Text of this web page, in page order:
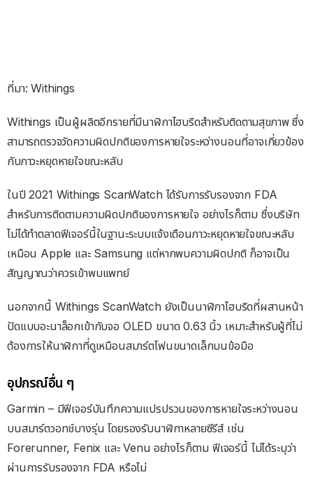
ที่มา: Withings
Withings เป็นผู้ผลิตอีกรายที่มีนาฬิกาไฮบริดสำหรับติดตามสุขภาพ ซึ่ง
สามารถตรวจวัดความผิดปกติของการหายใจระหว่างนอนที่อาจเกี่ยวข้อง
กับภาวะหยุดหายใจขณะหลับ
ในปี 2021 Withings ScanWatch ได้รับการรับรองจาก FDA
สำหรับการติดตามความผิดปกติของการหายใจ อย่างไรก็ตาม ซึ่งบริษัท
ไม่ได้ทำตลาดฟีเจอร์นี้ในฐานะระบบแจ้งเตือนภาวะหยุดหายใจขณะหลับ
เหมือน Apple และ Samsung แต่หากพบความผิดปกติ ก็อาจเป็น
สัญญาณว่าควรเข้าพบแพทย์
นอกจากนี้ Withings ScanWatch ยังเป็นนาฬิกาไฮบริดที่ผสานหน้า
ปัดแบบอะนาล็อกเข้ากับจอ OLED ขนาด 0.63 นิ้ว เหมาะสำหรับผู้ที่ไม่
ต้องการให้นาฬิกาที่ดูเหมือนสมาร์ตโฟนขนาดเล็กบนข้อมือ
อุปกรณ์อื่น ๆ
Garmin – มีฟีเจอร์บันทึกความแปรปรวนของการหายใจระหว่างนอน
บนสมาร์ตวอทช์บางรุ่น โดยรองรับนาฬิกาหลายซีรีส์ เช่น
Forerunner, Fenix และ Venu อย่างไรก็ตาม ฟีเจอร์นี้ ไม่ได้ระบุว่า
ผ่านการรับรองจาก FDA หรือไม่